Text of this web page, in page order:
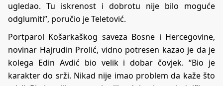
ugledao. Tu iskrenost i dobrotu nije bilo moguće
odglumiti”, poručio je Teletović.
Portparol Košarkaškog saveza Bosne i Hercegovine,
novinar Hajrudin Prolić, vidno potresen kazao je da je
kolega Edin Avdić bio velik i dobar čovjek. “Bio je
karakter do srži. Nikad nije imao problem da kaže što